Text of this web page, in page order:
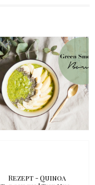
Rezept - Quinoa